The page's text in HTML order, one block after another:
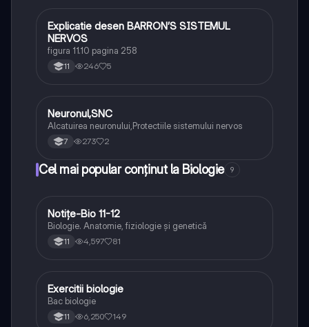
Biologie
Explicatie desen BARRON’S SISTEMUL
NERVOS
figura 11.10 pagina 258
11 246 5
Biologie
Neuronul,SNC
Alcatuirea neuronului,Protectiile sistemului nervos
7 273 2
Cel mai popular conținut la Biologie 9
Biologie
Notițe-Bio 11-12
Biologie. Anatomie, fiziologie și genetică
11 4,597 81
Biologie
Exercitii biologie
Bac biologie
11 6,250 149